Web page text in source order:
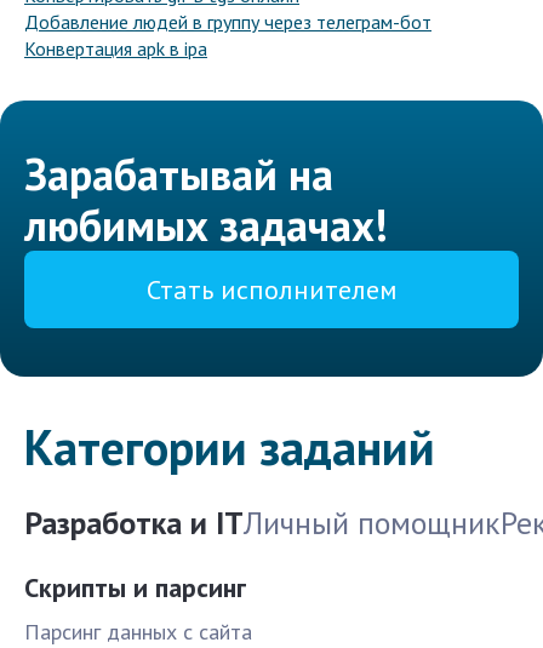
Добавление людей в группу через телеграм-бот
Конвертация apk в ipa
Зарабатывай на
любимых задачах!
Стать исполнителем
Категории заданий
Разработка и ITЛичный помощник
Скрипты и парсинг
Парсинг данных с сайта